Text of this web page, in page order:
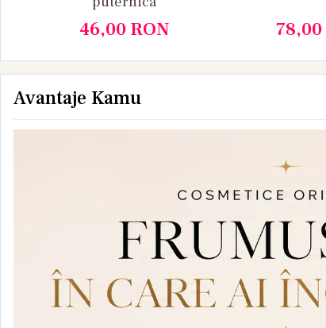
46,00 RON 78,00
Avantaje Kamu